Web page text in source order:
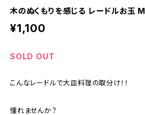
木のぬくもりを感じる レードルお玉 M
¥1,100
SOLD OUT
こんなレードルで大皿料理の取分け！！
憧れませんか？